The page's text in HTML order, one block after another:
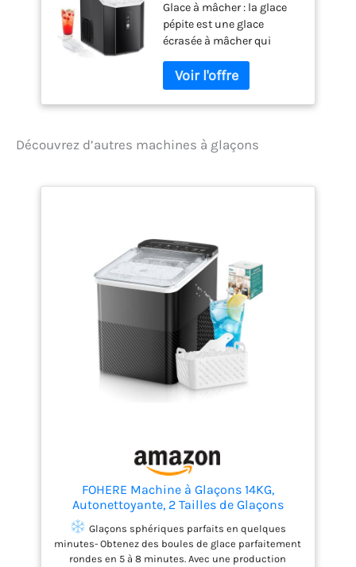
Glace à mâcher : la glace
pépite est une glace
écrasée à mâcher qui
rapidement et offre un
plaisir de mastication
croustillant. Par rapport à
traditionnels, vous pouvez
les glaçons, ce qui rend
fusion de la glace pépite
est le compagnon idéal
pour la plupart des
boissons.
Découvrez d’autres machines à glaçons
FOHERE Machine à Glaçons 14KG,
Autonettoyante, 2 Tailles de Glaçons
Glaçons sphériques parfaits en quelques
minutes- Obtenez des boules de glace parfaitement
rondes en 5 à 8 minutes. Avec une production